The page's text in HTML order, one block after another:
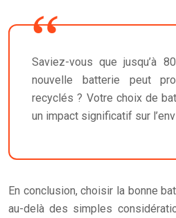
Saviez-vous que jusqu’à
nouvelle batterie peut
recyclés ? Votre choix de
un impact significatif sur
En conclusion, choisir la bonne
au-delà des simples